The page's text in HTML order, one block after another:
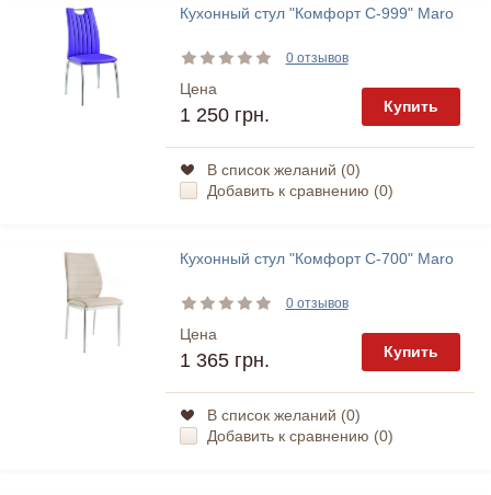
Кухонный стул "Комфорт С-999" Maro
0 отзывов
Цена
1 250 грн. Купить
В список желаний (0)
Добавить к сравнению (0)
Кухонный стул "Комфорт С-700" Maro
0 отзывов
Цена
1 365 грн. Купить
В список желаний (0)
Добавить к сравнению (0)